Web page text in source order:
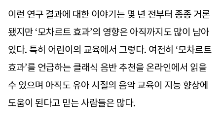
이런 연구 결과에 대한 이야기는 몇 년 전부터 종종 거론
됐지만 ‘모차르트 효과’의 영향은 아직까지도 많이 남아
있다. 특히 어린이의 교육에서 그렇다. 여전히 ‘모차르트
효과’를 언급하는 클래식 음반 추천을 온라인에서 읽을
수 있으며 아직도 유아 시절의 음악 교육이 지능 향상에
도움이 된다고 믿는 사람들은 많다.